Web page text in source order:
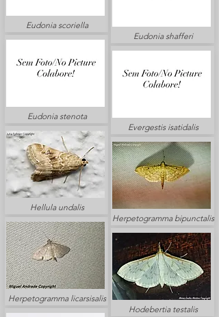
Eudonia scoriella
Eudonia stenota
Hellula undalis
Herpetogramma licarsisalis
Eudonia shafferi
Evergestis isatidalis
Herpetogramma bipunctalis
Hodebertia testalis